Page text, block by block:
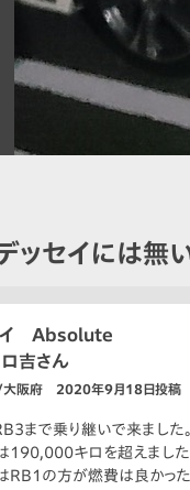
ッセイには無
イ Absolute
吉さん
阪府 2020年9月18日投稿
まで乗り継いで来ました。
190,000キロを超えました
の方が燃費は良かった